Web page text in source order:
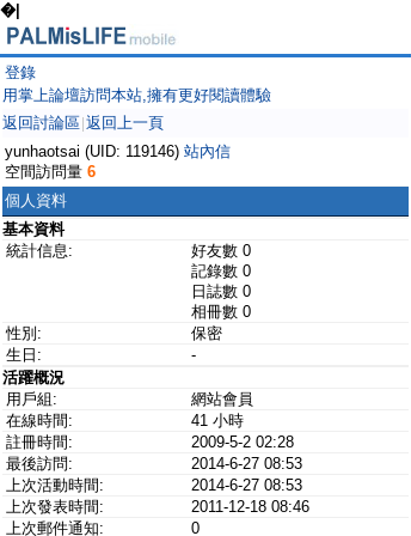
�|
登錄
用掌上論壇訪問本站,擁有更好閱讀體驗
返回討論區 返回上一頁
yunhaotsai (UID: 119146) 站內信
空間訪問量 6
個人資料
基本資料
統計信息:
好友數 0
記錄數 0
日誌數 0
相冊數 0
性別:
保密
生日:
-
活躍概況
用戶組:
網站會員
在線時間:
41 小時
註冊時間:
2009-5-2 02:28
最後訪問:
2014-6-27 08:53
上次活動時間:
2014-6-27 08:53
上次發表時間:
2011-12-18 08:46
上次郵件通知:
0